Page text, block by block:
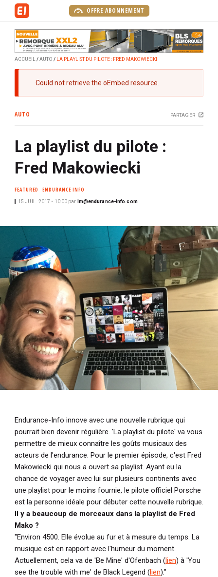
i
OFFRE ABONNEMENT
ACCUEIL AUTO LA PLAYLIST DU PILOTE : FRED MAKOWIECKI
M
e
e
d
e
r
Could not retrieve the oEmbed resource.
AUTO PARTAGER
La playlist du pilote :
Fred Makowiecki
FEATURED ENDURANCE INFO
15 JUIL. 2017 • 10:00 par lm@endurance-info.com
Endurance-Info innove avec une nouvelle rubrique qui
pourrait bien devenir régulière. 'La playlist du pilote' va vous
permettre de mieux connaître les goûts musicaux des
acteurs de l'endurance. Pour le premier épisode, c'est Fred
Makowiecki qui nous a ouvert sa playlist. Ayant eu la
chance de voyager avec lui sur plusieurs continents avec
une playlist pour le moins fournie, le pilote officiel Porsche
est la personne idéale pour débuter cette nouvelle rubrique.
Il y a beaucoup de morceaux dans la playlist de Fred
Mako ?
"Environ 4500. Elle évolue au fur et à mesure du temps. La
musique est en rapport avec l'humeur du moment.
Actuellement, cela va de 'Be Mine' d'Ofenbach (lien) à 'You
see the trouble with me' de Black Legend (lien)."